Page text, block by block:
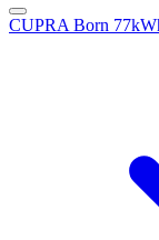
CUPRA Born